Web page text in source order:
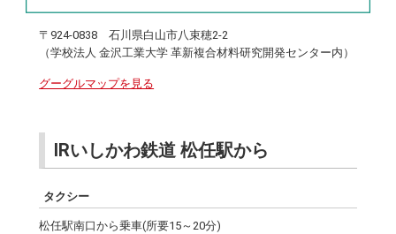
〒924-0838 石川県白山市八束穂2-2
（学校法人 金沢工業大学 革新複合材料研究開発センター内）
グーグルマップを見る
IRいしかわ鉄道 松任駅から
タクシー
松任駅南口から乗車(所要15～20分)